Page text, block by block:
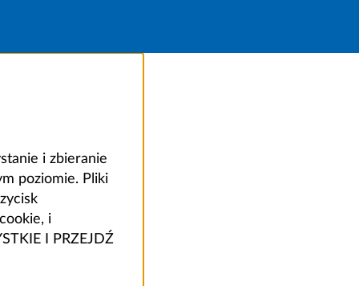
i zbieranie
poziomie. Pliki
i
I PRZEJDŹ